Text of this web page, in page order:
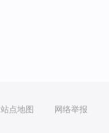
站点地图 网络举报